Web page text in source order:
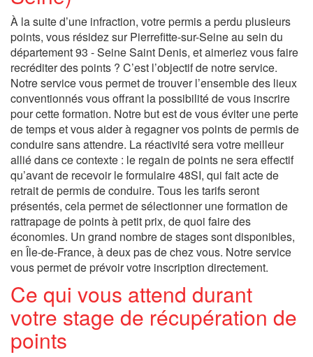
À la suite d’une infraction, votre permis a perdu plusieurs
points, vous résidez sur Pierrefitte-sur-Seine au sein du
département 93 - Seine Saint Denis, et aimeriez vous faire
recréditer des points ? C’est l’objectif de notre service.
Notre service vous permet de trouver l’ensemble des lieux
conventionnés vous offrant la possibilité de vous inscrire
pour cette formation. Notre but est de vous éviter une perte
de temps et vous aider à regagner vos points de permis de
conduire sans attendre. La réactivité sera votre meilleur
allié dans ce contexte : le regain de points ne sera effectif
qu’avant de recevoir le formulaire 48SI, qui fait acte de
retrait de permis de conduire. Tous les tarifs seront
présentés, cela permet de sélectionner une formation de
rattrapage de points à petit prix, de quoi faire des
économies. Un grand nombre de stages sont disponibles,
en Île-de-France, à deux pas de chez vous. Notre service
vous permet de prévoir votre inscription directement.
Ce qui vous attend durant
votre stage de récupération de
points